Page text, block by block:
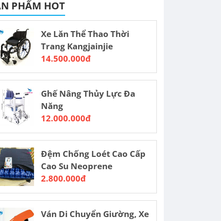
PHẨM HOT
Xe Lăn Thể Thao Thời
Trang Kangjainjie
14.500.000đ
Ghế Nâng Thủy Lực Đa
Năng
12.000.000đ
Đệm Chống Loét Cao Cấp
Cao Su Neoprene
2.800.000đ
Ván Di Chuyển Giường, Xe